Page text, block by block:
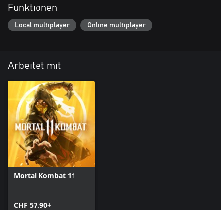
Funktionen
Local multiplayer Online multiplayer
Arbeitet mit
Mortal Kombat 11
CHF 57.90+